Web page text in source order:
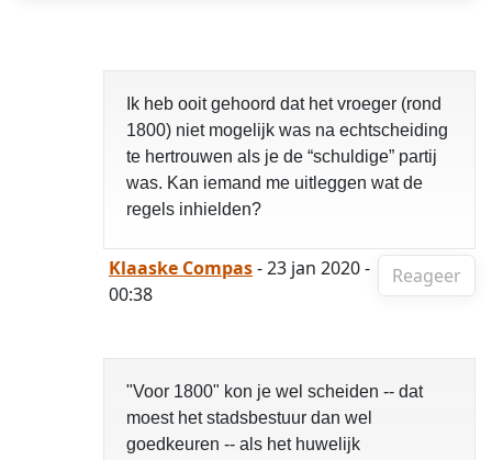
Ik heb ooit gehoord dat het vroeger (rond
1800) niet mogelijk was na echtscheiding
te hertrouwen als je de “schuldige” partij
was. Kan iemand me uitleggen wat de
regels inhielden?
Reageer
Klaaske Compas- 23 jan 2020 -
00:38
"Voor 1800" kon je wel scheiden -- dat
moest het stadsbestuur dan wel
goedkeuren -- als het huwelijk